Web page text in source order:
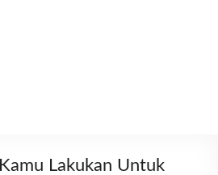
Lakukan Untuk